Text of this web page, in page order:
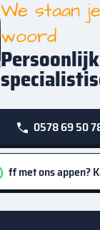
We staan
woord
Persoonlijk
0578 69 50
ff met ons appen?